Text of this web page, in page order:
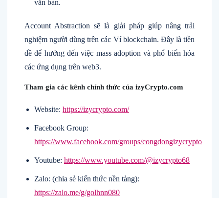
văn bản.
Account Abstraction sẽ là giải pháp giúp nâng trải
nghiệm người dùng trên các Ví blockchain. Đây là tiền
đề để hướng đến việc mass adoption và phổ biến hóa
các ứng dụng trên web3.
Tham gia các kênh chính thức của izyCrypto.com
Website: https://izycrypto.com/
Facebook Group:
https://www.facebook.com/groups/congdongizycrypto
Youtube: https://www.youtube.com/@izycrypto68
Zalo: (chia sẻ kiến thức nền tảng):
https://zalo.me/g/golhnn080